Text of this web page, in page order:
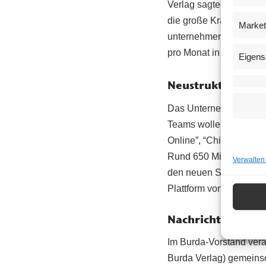
Verlag sagte er: “Wir
die große Kraft
unternehmerisch
pro Monat in
Das Unternehmen
Teams wolle man
Online”, “Chip”,
Rund 650 Mitarbeiter
den neuen Strukturen:
Plattform von Inhalten
Nachrichten,
Im Burda-Vorstand
Burda Verlag)